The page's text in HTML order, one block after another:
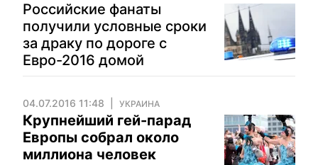
Российские фанаты
получили условные сроки
за драку по дороге с
Евро-2016 домой
04.07.2016 11:48 УКРАИНА
Крупнейший гей-парад
Европы собрал около
миллиона человек